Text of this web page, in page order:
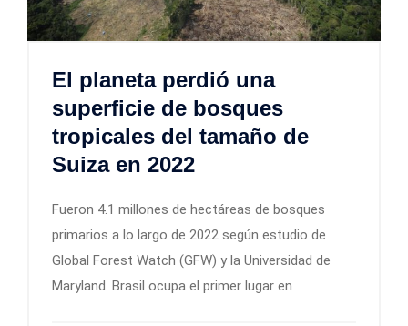
El planeta perdió una
superficie de bosques
tropicales del tamaño de
Suiza en 2022
Fueron 4.1 millones de hectáreas de bosques
primarios a lo largo de 2022 según estudio de
Global Forest Watch (GFW) y la Universidad de
Maryland. Brasil ocupa el primer lugar en